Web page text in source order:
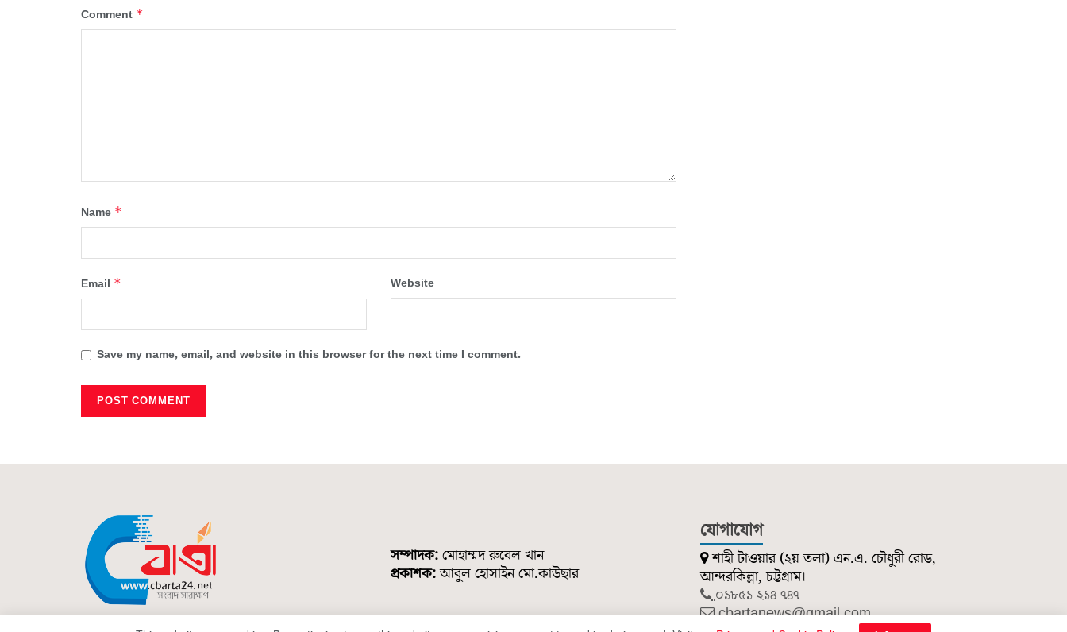
Comment *
Name *
Email * Website
Save my name, email, and website in this browser for the next time I comment.
সম্পাদক: মোহাম্মদ রুবেল খান
প্রকাশক:আবুল হোসাইন মো.কাউছার
যোগাযোগ
শাহী টাওয়ার (২য় তলা) এন.এ. চৌধুরী রোড,
আন্দরকিল্লা, চট্টগ্রাম।
০১৮৫১ ২১৪ ৭৪৭
cbartanews@gmail.com